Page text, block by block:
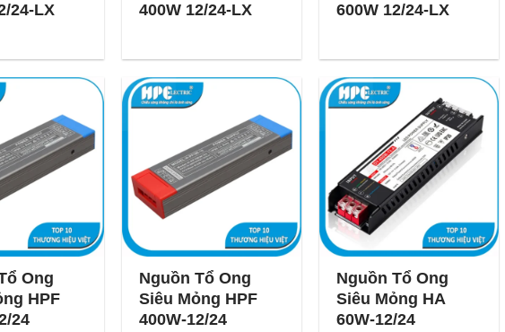
24-LX
400W 12/24-LX
600W 12/24-LX
Ong
HPF
24
Nguồn Tổ Ong
Siêu Mỏng HPF
400W-12/24
Nguồn Tổ Ong
Siêu Mỏng HA
60W-12/24